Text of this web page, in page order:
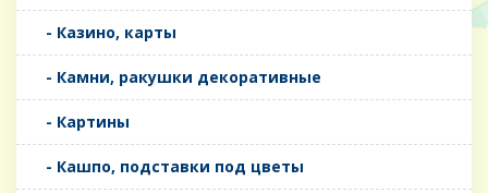
- Казино, карты
- Камни, ракушки декоративные
- Картины
- Кашпо, подставки под цветы